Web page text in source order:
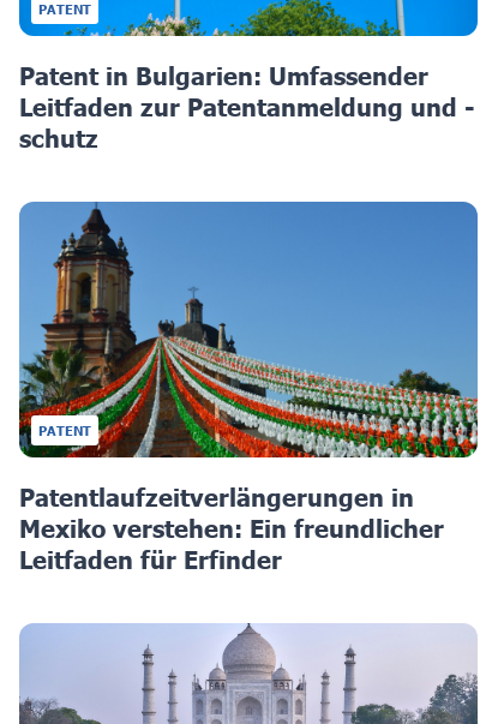
PATENT
Patent in Bulgarien: Umfassender
Leitfaden zur Patentanmeldung und -
schutz
PATENT
Patentlaufzeitverlängerungen in
Mexiko verstehen: Ein freundlicher
Leitfaden für Erfinder